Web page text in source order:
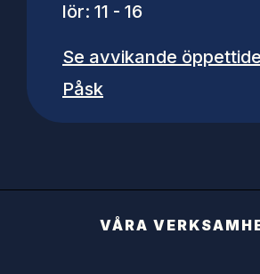
lör: 11 - 16
Se avvikande
Påsk
VÅRA